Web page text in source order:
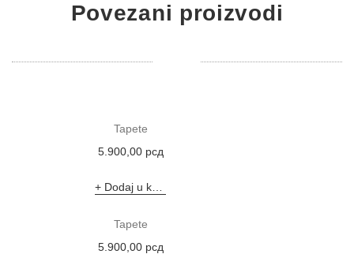
Povezani proizvodi
Tapete
5.900,00 рсд
Dodaj u korpu
Tapete
5.900,00 рсд